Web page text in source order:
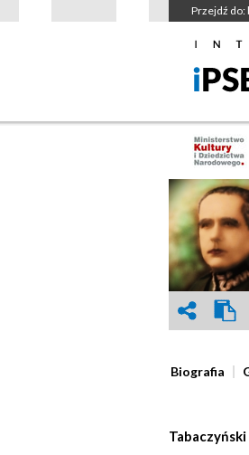
Przejdź do:
Biografia
Tabaczyński